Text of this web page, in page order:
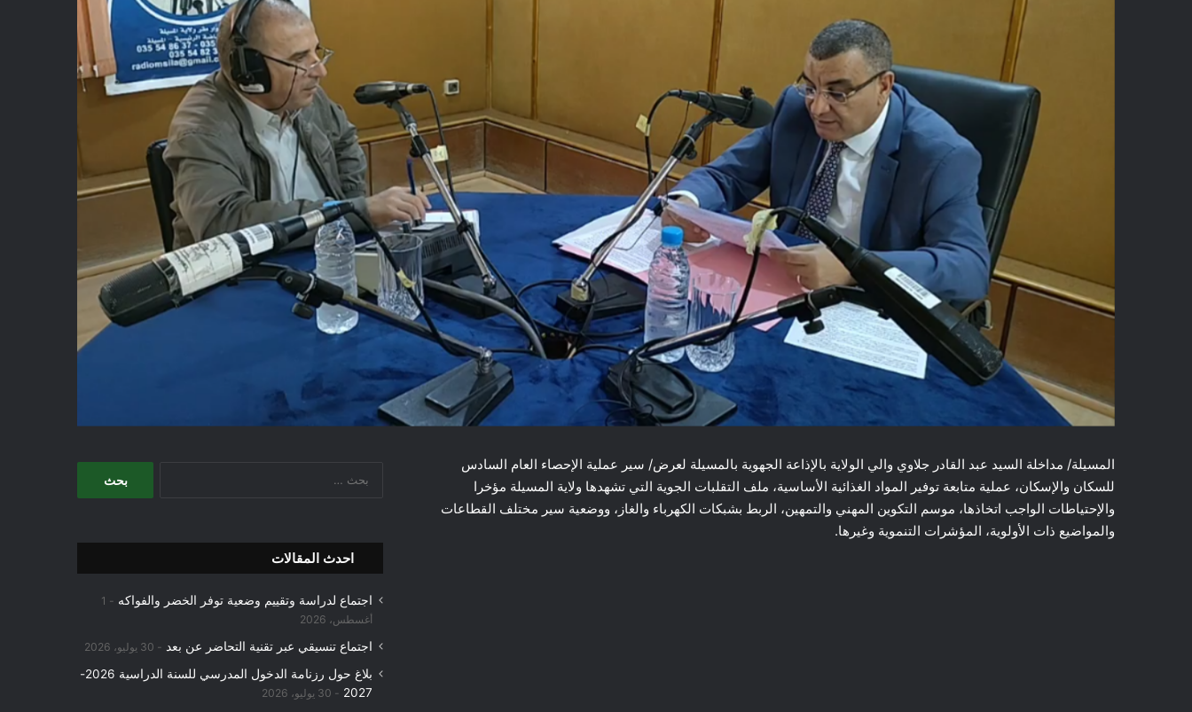
المسيلة/ مداخلة السيد عبد القادر جلاوي والي الولاية بالإذاعة الجهوية بالمسيلة لعرض/ سير عملية الإحصاء العام السادس
للسكان والإسكان، عملية متابعة توفير المواد الغذائية الأساسية، ملف التقلبات الجوية التي تشهدها ولاية المسيلة مؤخرا
والإحتياطات الواجب اتخاذها، موسم التكوين المهني والتمهين، الربط بشبكات الكهرباء والغاز، ووضعية سير مختلف القطاعات
والمواضيع ذات الأولوية، المؤشرات التنموية وغيرها.
احدث المقالات
اجتماع لدراسة وتقييم وضعية توفر الخضر والفواكه
1
أغسطس، 2026
اجتماع تنسيقي عبر تقنية التحاضر عن بعد 30 يوليو، 2026
بلاغ حول رزنامة الدخول المدرسي للسنة الدراسية 2026-
2027
30 يوليو، 2026